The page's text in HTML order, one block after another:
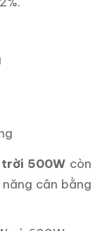
trời 500W còn
cân bằng